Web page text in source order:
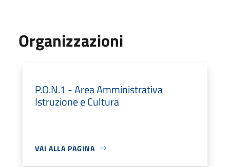
Organizzazioni
P.O.N.1 - Area Amministrativa
Istruzione e Cultura
VAI ALLA PAGINA